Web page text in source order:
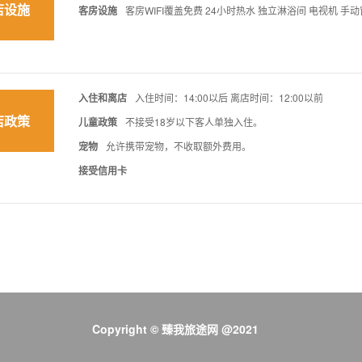
设施 客房设施 客房WIFI覆盖免费 24小时热水 独立淋浴间 电视机 手
政策
入住和离店 入住时间：14:00以后 离店时间：12:00以前
儿童政策 不接受18岁以下客人单独入住。
宠物 允许携带宠物，不收取额外费用。
接受信用卡
Copyright © 臻我旅途网 @2021